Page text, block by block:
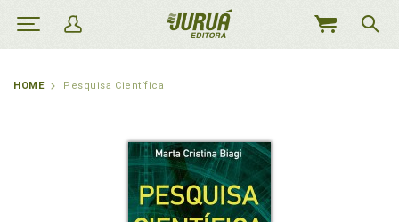
MEU
HOME Pesquisa Científica